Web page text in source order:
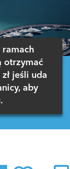
ramach
otrzymać
jeśli uda
aby